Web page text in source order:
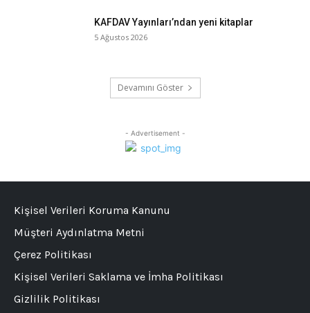
KAFDAV Yayınları’ndan yeni kitaplar
5 Ağustos 2026
Devamını Göster
- Advertisement -
Kişisel Verileri Koruma Kanunu
Müşteri Aydınlatma Metni
Çerez Politikası
Kişisel Verileri Saklama ve İmha Politikası
Gizlilik Politikası